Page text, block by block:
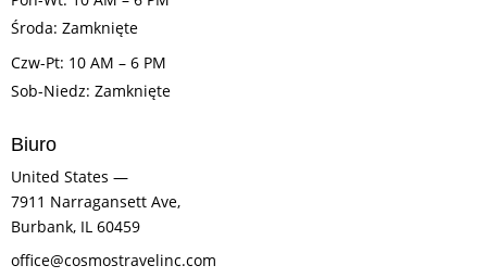
Środa: Zamknięte
Czw-Pt: 10 AM – 6 PM
Sob-Niedz: Zamknięte
Biuro
United States —
7911 Narragansett Ave,
Burbank, IL 60459
office@cosmostravelinc.com